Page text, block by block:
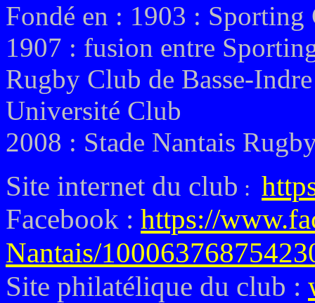
Fondé en : 1903 :
1907 : fusion entre
Rugby Club de Basse-
Université Club
2008 : Stade Nantais
Site internet du club :
Facebook : https://
Nantais/
Site philatélique du club :